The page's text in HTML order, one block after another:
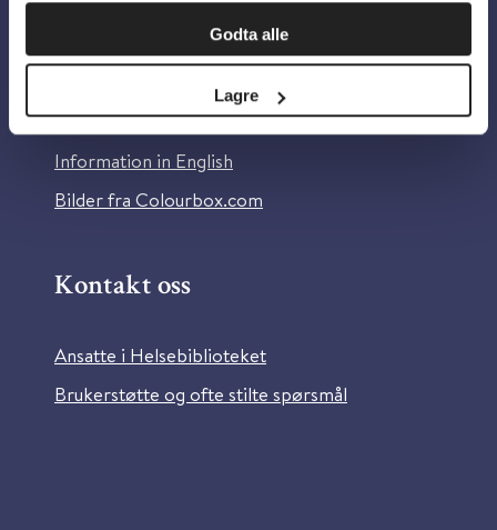
Godta alle
Lagre
Om Helsebiblioteket
Personvern og informasjonskapsler
Tilgjengelighetserklæring
Information in English
Bilder fra Colourbox.com
Kontakt oss
Ansatte i Helsebiblioteket
Brukerstøtte og ofte stilte spørsmål